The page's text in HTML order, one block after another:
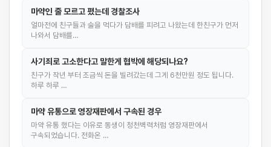
마약인 줄 모르고 폈는데 경찰조사
얼마전에 친구들과 술을 먹다가 담배를 피려고 나왔는데 한친구가 먼저
나와서 담배를…
사기죄로 고소한다고 말한게 협박에 해당되나요?
친구가 작년 부터 조금씩 돈을 빌려갔는데 그게 6천만원 정도 됩니다.
하루 하루 …
마약 유통으로 영장재판에서 구속된 경우
마약 유통 했다는 이유로 동생이 청천벽력처럼 영장재판에서
구속되었습니다. 전화온 …